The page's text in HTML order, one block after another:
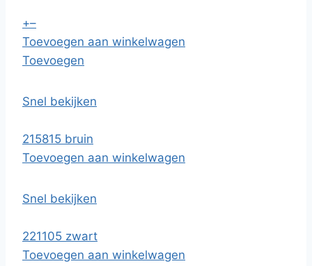
+–
Toevoegen aan winkelwagen
Toevoegen
Snel bekijken
215815 bruin
Toevoegen aan winkelwagen
Snel bekijken
221105 zwart
Toevoegen aan winkelwagen